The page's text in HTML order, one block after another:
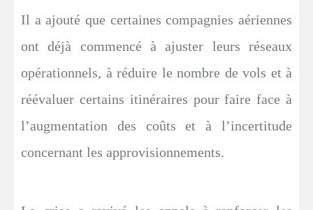
Il a ajouté que certaines compagnies aériennes
ont déjà commencé à ajuster leurs réseaux
opérationnels, à réduire le nombre de vols et à
réévaluer certains itinéraires pour faire face à
l’augmentation des coûts et à l’incertitude
concernant les approvisionnements.